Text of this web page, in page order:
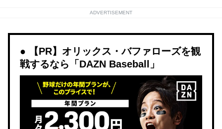
ADVERTISEMENT
【PR】オリックス・バファローズを観
戦するなら「DAZN Baseball」